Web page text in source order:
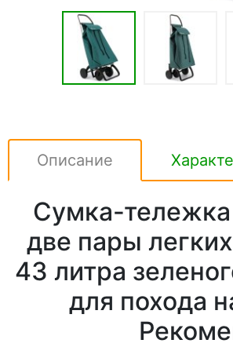
Описание
Сумка-тележка
две пары
43 литра
для похода